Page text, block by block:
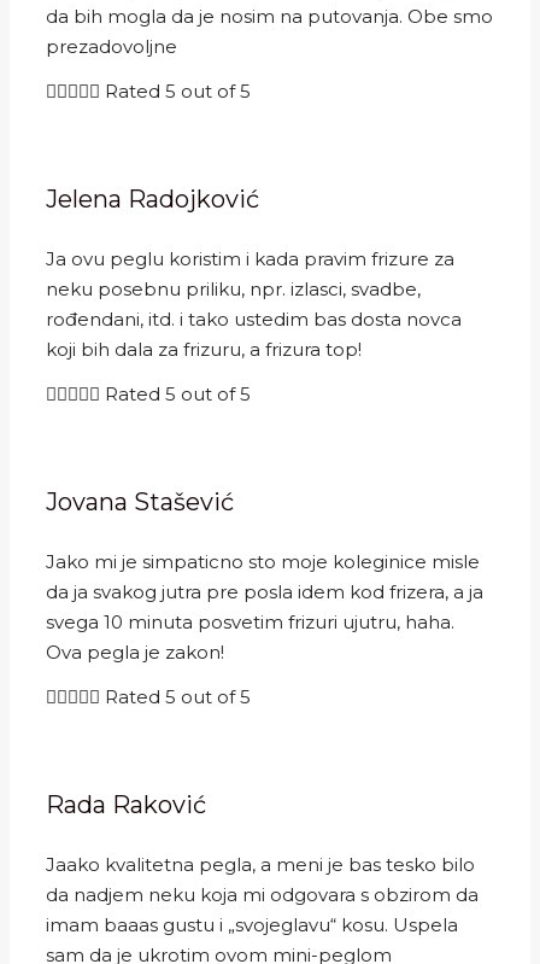
da bih mogla da je nosim na putovanja. Obe smo
prezadovoljne
 Rated 5 out of 5
Jelena Radojković
Ja ovu peglu koristim i kada pravim frizure za
neku posebnu priliku, npr. izlasci, svadbe,
rođendani, itd. i tako ustedim bas dosta novca
koji bih dala za frizuru, a frizura top!
 Rated 5 out of 5
Jovana Stašević
Jako mi je simpaticno sto moje koleginice misle
da ja svakog jutra pre posla idem kod frizera, a ja
svega 10 minuta posvetim frizuri ujutru, haha.
Ova pegla je zakon!
 Rated 5 out of 5
Rada Raković
Jaako kvalitetna pegla, a meni je bas tesko bilo
da nadjem neku koja mi odgovara s obzirom da
imam baaas gustu i „svojeglavu“ kosu. Uspela
sam da je ukrotim ovom mini-peglom